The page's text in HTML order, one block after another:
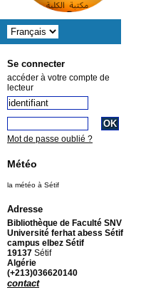
Se connecter
accéder à votre compte de
lecteur
Mot de passe oublié ?
Météo
la météo à Sétif
Adresse
Bibliothèque de Faculté SNV
Université ferhat abess Sétif
campus elbez Sétif
19137 Sétif
Algérie
(+213)036620140
contact